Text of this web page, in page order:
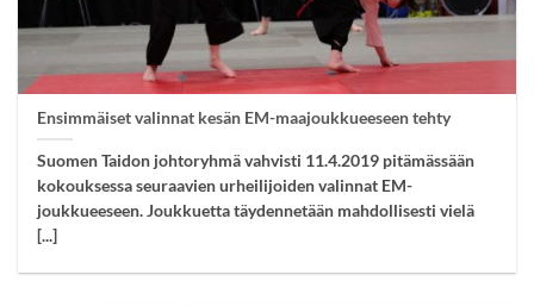
Ensimmäiset valinnat kesän EM-maajoukkueeseen tehty
Suomen Taidon johtoryhmä vahvisti 11.4.2019 pitämässään
kokouksessa seuraavien urheilijoiden valinnat EM-
joukkueeseen. Joukkuetta täydennetään mahdollisesti vielä
[...]